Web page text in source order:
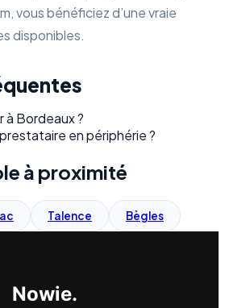
vous bénéficiez d’une vraie
disponibles.
Bordeaux ?
en périphérie ?
à proximité
Talence Bègles
Nowie.